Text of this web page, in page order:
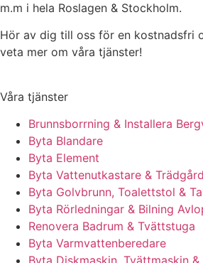
m.m i hela Roslagen & Stockholm.
Hör av dig till oss för en kostnadsfri
veta mer om våra tjänster!
Våra tjänster
Brunnsborrning & Installera
Byta Blandare
Byta Element
Byta Vattenutkastare &
Byta Golvbrunn, Toalettstol &
Byta Rörledningar & Bilning
Renovera Badrum & Tvättstuga
Byta Varmvattenberedare